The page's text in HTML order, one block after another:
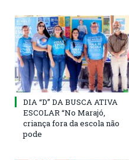
DIA “D” DA BUSCA ATIVA
ESCOLAR “No Marajó,
criança fora da escola não
pode